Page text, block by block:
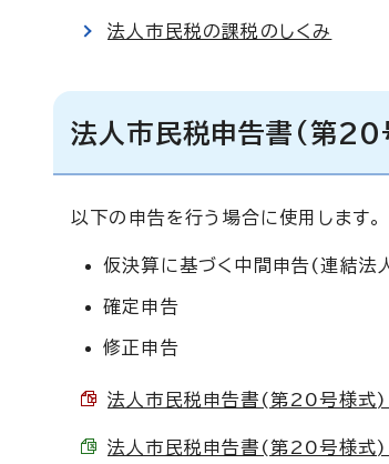
法人市民税の課税のしくみ
法人市民税申告書(第20
以下の申告を行う場合に使用します。
仮決算に基づく中間申告(連結法
確定申告
修正申告
法人市民税申告書(第20号様式
法人市民税申告書(第20号様